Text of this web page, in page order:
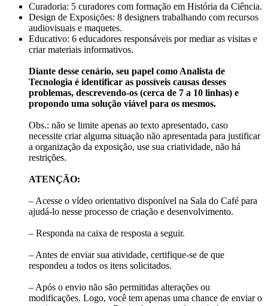
Curadoria: 5 curadores com formação em História da Ciência.
Design de Exposições: 8 designers trabalhando com recursos
audiovisuais e maquetes.
Educativo: 6 educadores responsáveis por mediar as visitas e
criar materiais informativos.
Diante desse cenário, seu papel como Analista de
Tecnologia é identificar as possíveis causas desses
problemas, descrevendo-os (cerca de 7 a 10 linhas) e
propondo uma solução viável para os mesmos.
Obs.: não se limite apenas ao texto apresentado, caso
necessite criar alguma situação não apresentada para justificar
a organização da exposição, use sua criatividade, não há
restrições.
​ATENÇÃO:
– Acesse o vídeo orientativo disponível na Sala do Café para
ajudá-lo nesse processo de criação e desenvolvimento.
– Responda na caixa de resposta a seguir.
– Antes de enviar sua atividade, certifique-se de que
respondeu a todos os itens solicitados.
– Após o envio não são permitidas alterações ou
modificações. Logo, você tem apenas uma chance de enviar o